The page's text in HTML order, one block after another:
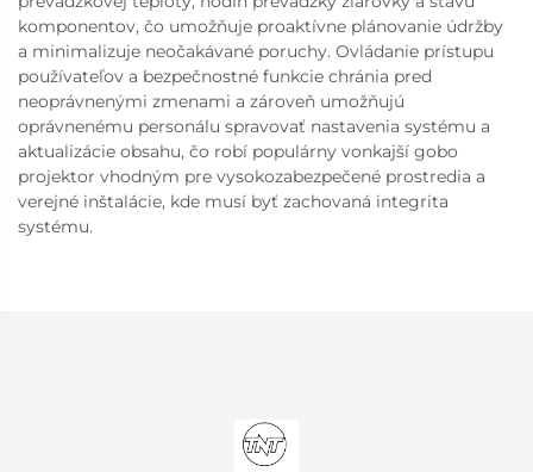
komponentov, čo umožňuje proaktívne plánovanie údržby
a minimalizuje neočakávané poruchy. Ovládanie prístupu
používateľov a bezpečnostné funkcie chránia pred
neoprávnenými zmenami a zároveň umožňujú
oprávnenému personálu spravovať nastavenia systému a
aktualizácie obsahu, čo robí populárny vonkajší gobo
projektor vhodným pre vysokozabezpečené prostredia a
verejné inštalácie, kde musí byť zachovaná integrita
systému.